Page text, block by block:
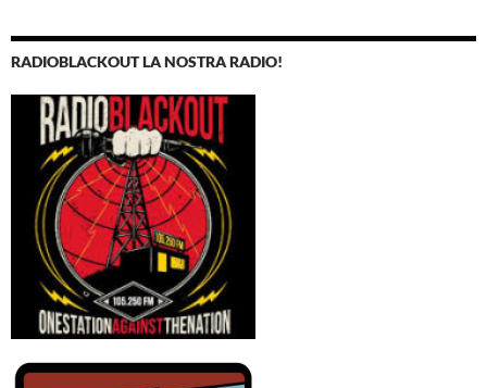
RADIOBLACKOUT LA NOSTRA RADIO!